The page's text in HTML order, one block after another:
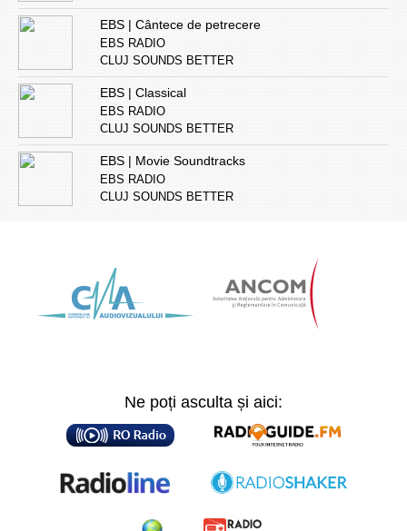
EBS | Cântece de petrecere
EBS RADIO
CLUJ SOUNDS BETTER
EBS | Classical
EBS RADIO
CLUJ SOUNDS BETTER
EBS | Movie Soundtracks
EBS RADIO
CLUJ SOUNDS BETTER
Ne poți asculta și aici: